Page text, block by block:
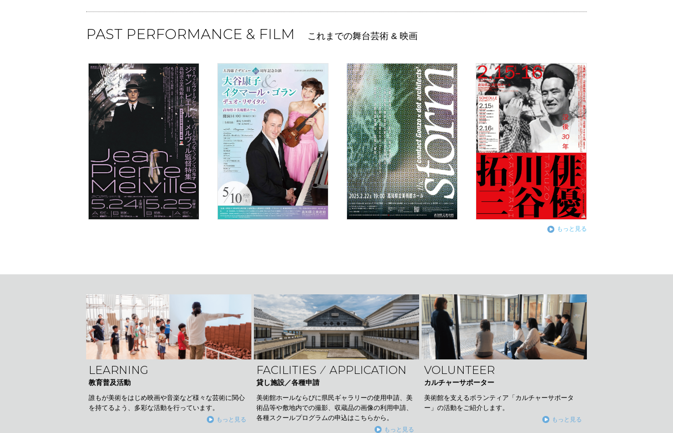
PAST PERFORMANCE & FILM これまでの舞台芸術 & 映画
もっと見る
LEARNING
教育普及活動
誰もが美術をはじめ映画や音楽など様々な芸術に関心
を持てるよう、多彩な活動を行っています。
もっと見る
FACILITIES ⁄ APPLICATION
貸し施設／各種申請
美術館ホールならびに県民ギャラリーの使用申請、美
術品等や敷地内での撮影、収蔵品の画像の利用申請、
各種スクールプログラムの申込はこちらから。
もっと見る
VOLUNTEER
カルチャーサポーター
美術館を支えるボランティア「カルチャーサポータ
ー」の活動をご紹介します。
もっと見る